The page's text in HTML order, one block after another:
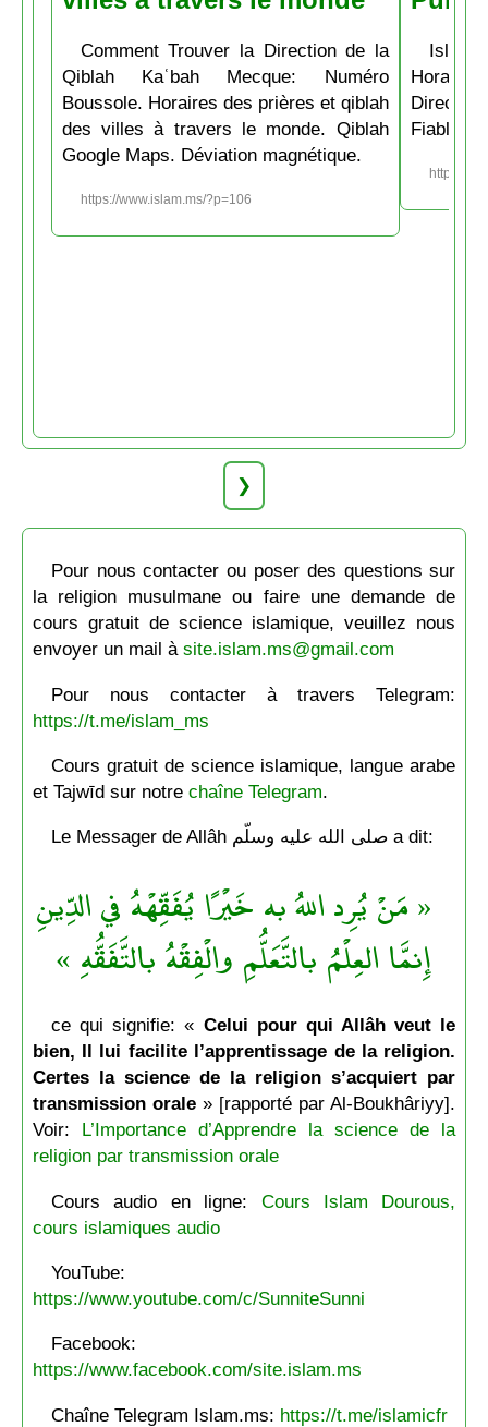
Comment Trouver la Direction de la
Qiblah Kaʿbah Mecque: Numéro
Boussole. Horaires des prières et qiblah
des villes à travers le monde. Qiblah
Google Maps. Déviation magnétique.
https://www.islam.ms/?p=106
Fiable et
https://
❯
Pour nous contacter ou poser des questions sur
la religion musulmane ou faire une demande de
cours gratuit de science islamique, veuillez nous
envoyer un mail à site.islam.ms@gmail.com
Pour nous contacter à travers Telegram:
https://t.me/islam_ms
Cours gratuit de science islamique, langue arabe
et Tajwīd sur notre chaîne Telegram.
Le Messager de Allâh صلى الله عليه وسلّم a dit:
« مَنْ يُرِد اللهُ به خَيْرًا يُفَقِّهْهُ في الدِّينِ
إِنمَّا العِلْمُ بالتَّعَلُّمِ والْفِقْهُ بالتَّفَقُّهِ »
ce qui signifie: « Celui pour qui Allâh veut le
bien, Il lui facilite l’apprentissage de la religion.
Certes la science de la religion s’acquiert par
transmission orale» [rapporté par Al-Boukhâriyy].
Voir: L’Importance d’Apprendre la science de la
religion par transmission orale
Cours audio en ligne: Cours Islam Dourous,
cours islamiques audio
YouTube:
https://www.youtube.com/c/SunniteSunni
Facebook:
https://www.facebook.com/site.islam.ms
Chaîne Telegram Islam.ms: https://t.me/islamicfr